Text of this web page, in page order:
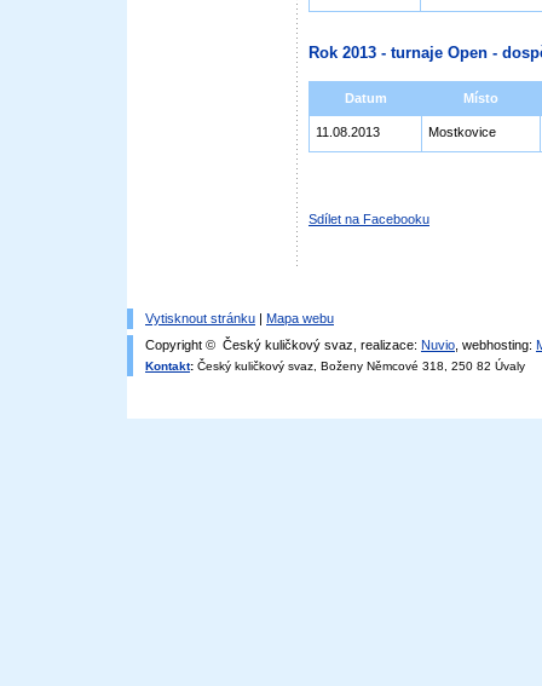
Rok 2013 - turnaje Open -
Datum Místo
11.08.2013 Mostkovice
Sdílet na Facebooku
Vytisknout stránku | Mapa webu
Copyright © Český kuličkový svaz, realizace: Nuvio , webhosting:
Kontakt: Český kuličkový svaz, Boženy Němcové 318, 250 82 Úvaly